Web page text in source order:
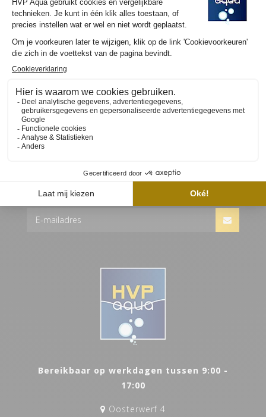
120CM AQUARIUM LED
SET PLUS
€339,85
ABONNEER JE OP ONZE NIEUWSBRIEF
Bereikbaar op werkdagen tussen 9:00 -
17:00
Oosterwerf 4